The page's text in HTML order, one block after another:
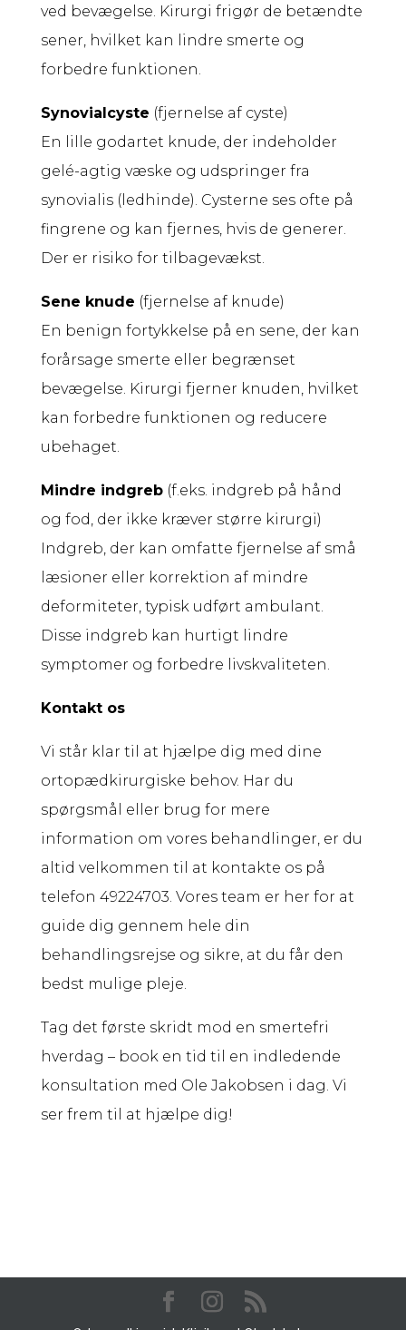
ved bevægelse. Kirurgi frigør de betændte
sener, hvilket kan lindre smerte og
forbedre funktionen.
Synovialcyste (fjernelse af cyste)
En lille godartet knude, der indeholder
gelé-agtig væske og udspringer fra
synovialis (ledhinde). Cysterne ses ofte på
fingrene og kan fjernes, hvis de generer.
Der er risiko for tilbagevækst.
Sene knude (fjernelse af knude)
En benign fortykkelse på en sene, der kan
forårsage smerte eller begrænset
bevægelse. Kirurgi fjerner knuden, hvilket
kan forbedre funktionen og reducere
ubehaget.
Mindre indgreb(f.eks. indgreb på hånd
og fod, der ikke kræver større kirurgi)
Indgreb, der kan omfatte fjernelse af små
læsioner eller korrektion af mindre
deformiteter, typisk udført ambulant.
Disse indgreb kan hurtigt lindre
symptomer og forbedre livskvaliteten.
Kontakt os
Vi står klar til at hjælpe dig med dine
ortopædkirurgiske behov. Har du
spørgsmål eller brug for mere
information om vores behandlinger, er du
altid velkommen til at kontakte os på
telefon 49224703. Vores team er her for at
guide dig gennem hele din
behandlingsrejse og sikre, at du får den
bedst mulige pleje.
Tag det første skridt mod en smertefri
hverdag – book en tid til en indledende
konsultation med Ole Jakobsen i dag. Vi
ser frem til at hjælpe dig!